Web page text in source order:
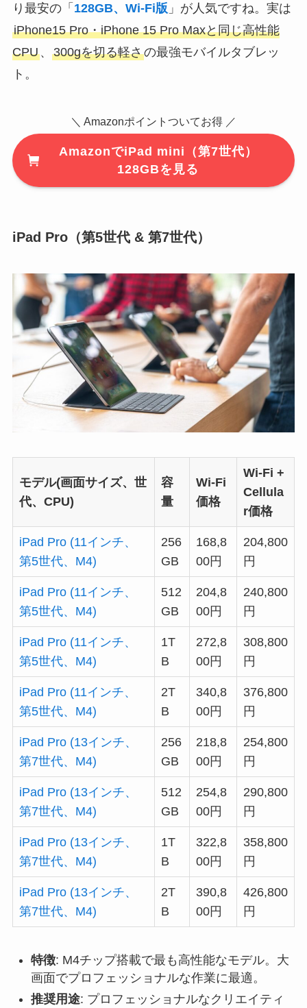
り最安の「 128GB、Wi-Fi版 」が人気ですね。実は
iPhone15 Pro・iPhone 15 Pro Maxと同じ高性能
CPU、 300gを切る軽さの最強モバイルタブレッ
ト。
＼ Amazonポイントついてお得 ／
AmazonでiPad mini（第7世代）
128GBを見る
iPad Pro（第5世代 & 第7世代）
モデル(画面サイズ、世
代、CPU)
容
量
Wi-Fi
価格
Wi-Fi +
Cellula
r価格
iPad Pro (11インチ、
第5世代、M4)
256
GB
168,8
00円
204,800
円
iPad Pro (11インチ、
第5世代、M4)
512
GB
204,8
00円
240,800
円
iPad Pro (11インチ、
第5世代、M4)
1T
B
272,8
00円
308,800
円
iPad Pro (11インチ、
第5世代、M4)
2T
B
340,8
00円
376,800
円
iPad Pro (13インチ、
第7世代、M4)
256
GB
218,8
00円
254,800
円
iPad Pro (13インチ、
第7世代、M4)
512
GB
254,8
00円
290,800
円
iPad Pro (13インチ、
第7世代、M4)
1T
B
322,8
00円
358,800
円
iPad Pro (13インチ、
第7世代、M4)
2T
B
390,8
00円
426,800
円
特徴: M4チップ搭載で最も高性能なモデル。大
画面でプロフェッショナルな作業に最適。
推奨用途: プロフェッショナルなクリエイティ